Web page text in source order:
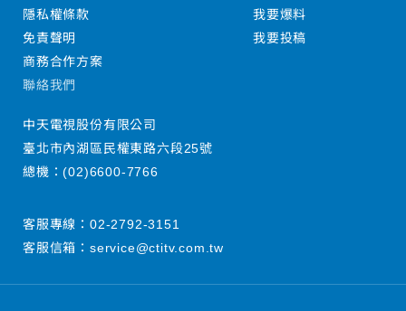
隱私權條款
免責聲明
商務合作方案
我要爆料
我要投稿
聯絡我們
中天電視股份有限公司
臺北市內湖區民權東路六段25號
總機：(02)6600-7766
客服專線： 02-2792-3151
客服信箱： service@ctitv.com.tw